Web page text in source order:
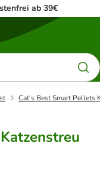
ab 39€
Cat's Best Smart Pellets